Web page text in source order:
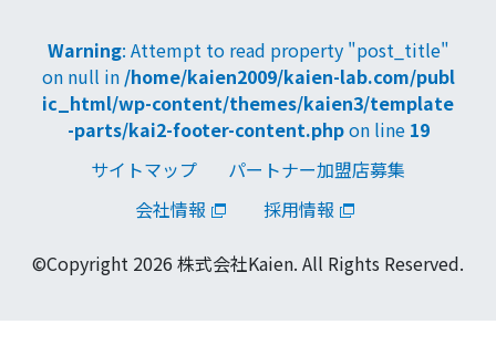
Warning: Attempt to read property "post_title"
on null in /home/kaien2009/kaien-lab.com/publ
ic_html/wp-content/themes/kaien3/template
-parts/kai2-footer-content.phpon line 19
サイトマップ
パートナー加盟店募集
会社情報
採用情報
©Copyright 2026 株式会社Kaien. All Rights Reserved.